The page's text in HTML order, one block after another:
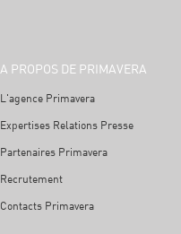
A PROPOS DE PRIMAVERA
L'agence Primavera
Expertises Relations Presse
Partenaires Primavera
Recrutement
Contacts Primavera